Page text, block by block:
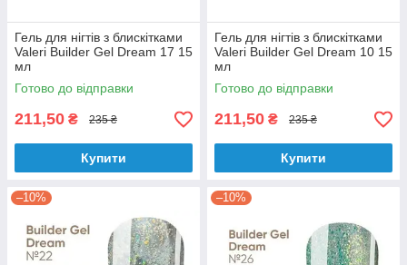
Гель для нігтів з блискітками
Valeri Builder Gel Dream 17 15
мл
Готово до відправки
211,50 ₴ 235 ₴
Купити
Гель для нігтів з блискітками
Valeri Builder Gel Dream 10 15
мл
Готово до відправки
211,50 ₴ 235 ₴
Купити
–10% –10%